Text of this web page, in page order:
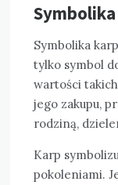
Symbolika
tylko symbol
wartości
jego zakupu,
rodziną,
Karp
pokoleniami.